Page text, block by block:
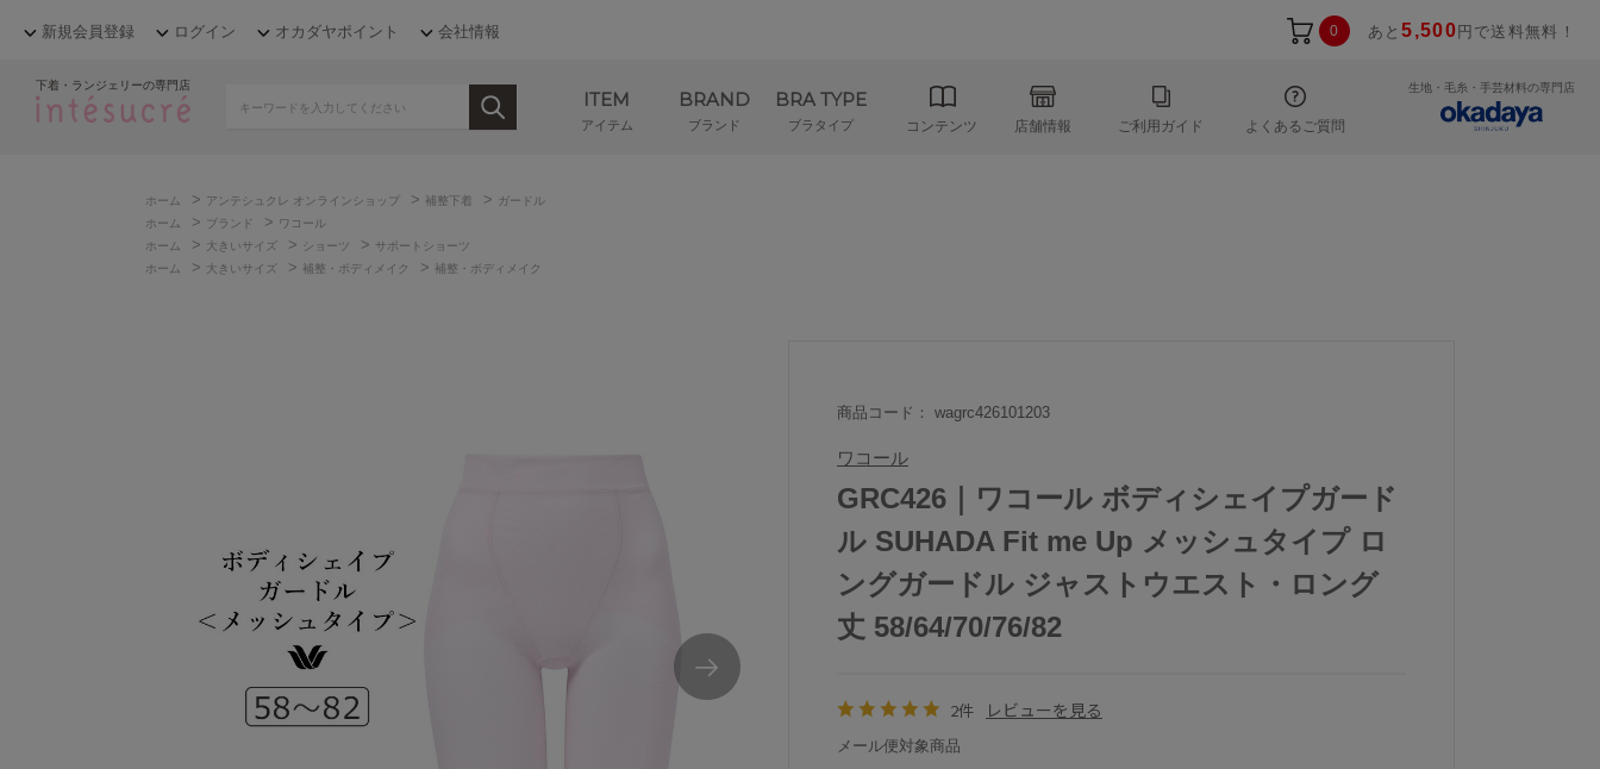
新規会員登録 ログイン オカダヤポイント 会社情報 0 あと5,500 円で送料無料！
下着・ランジェリーの専門店
ITEM
アイテム
BRAND
ブランド
BRA TYPE
ブラタイプ コンテンツ 店舗情報 ご利用ガイド よくあるご質問
生地・毛糸・手芸材料の専門店
ホーム > アンテシュクレ オンラインショップ > 補整下着 >
ガードル
ホーム
> ブランド > ワコール
ホーム
> 大きいサイズ > ショーツ > サポートショーツ
ホーム
> 大きいサイズ > 補整・ボディメイク > 補整・ボディメイク
商品コード： wagrc426101203
ワコール
GRC426｜ワコール ボディシェイプガード
ル SUHADA Fit me Up メッシュタイプ ロ
ングガードル ジャストウエスト・ロング
丈 58/64/70/76/82
2件 レビューを見る
メール便対象商品